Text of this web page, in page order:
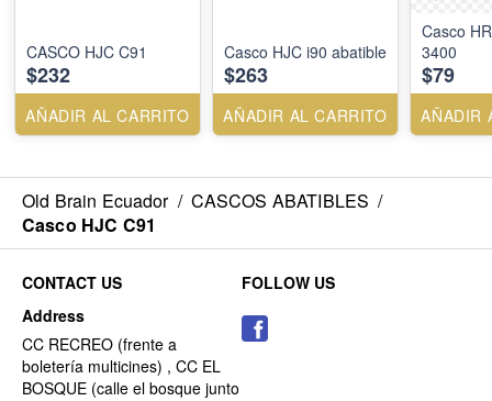
CASCO HJC C91
$232
AÑADIR AL CARRITO
Casco HJC i90 abatible
$263
AÑADIR AL CARRITO
Casco
3400
$79
AÑADIR
Old Brain Ecuador / CASCOS ABATIBLES /
Casco HJC C91
CONTACT US
Address
CC RECREO (frente a
boletería multicines) , CC EL
BOSQUE (calle el bosque junto
FOLLOW US